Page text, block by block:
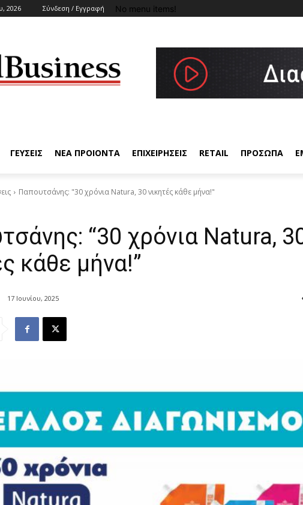
2026 Σύνδεση / Εγγραφή No menu items!
ΓΕΥΣΕΙΣ ΝΕΑ ΠΡΟΙΟΝΤΑ ΕΠΙΧΕΙΡΗΣΕΙΣ RETAIL ΠΡΟΣΩΠΑ
Παπουτσάνης: "30 χρόνια Natura, 30 νικητές κάθε μήνα!"
“30 χρόνια Natura,
κάθε μήνα!”
17 Ιουνίου, 2025